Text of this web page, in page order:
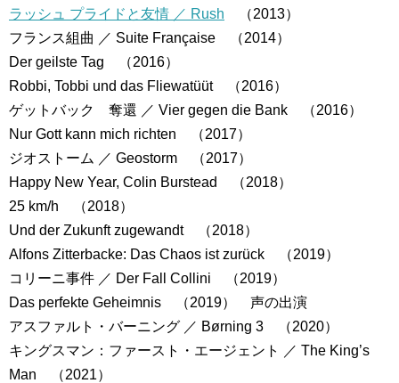
ラッシュ プライドと友情 ／ Rush （2013）
フランス組曲 ／ Suite Française （2014）
Der geilste Tag （2016）
Robbi, Tobbi und das Fliewatüüt （2016）
ゲットバック 奪還 ／ Vier gegen die Bank （2016）
Nur Gott kann mich richten （2017）
ジオストーム ／ Geostorm （2017）
Happy New Year, Colin Burstead （2018）
25 km/h （2018）
Und der Zukunft zugewandt （2018）
Alfons Zitterbacke: Das Chaos ist zurück （2019）
コリーニ事件 ／ Der Fall Collini （2019）
Das perfekte Geheimnis （2019） 声の出演
アスファルト・バーニング ／ Børning 3 （2020）
キングスマン：ファースト・エージェント ／ The King’s
Man （2021）